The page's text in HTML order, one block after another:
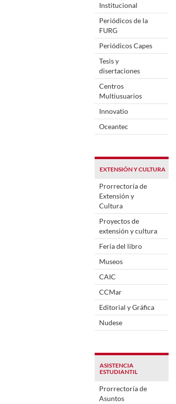
Institucional
Periódicos de la
FURG
Periódicos Capes
Tesis y
disertaciones
Centros
Multiusuarios
Innovatio
Oceantec
EXTENSIÓN Y CULTURA
Prorrectoría de
Extensión y
Cultura
Proyectos de
extensión y cultura
Feria del libro
Museos
CAIC
CCMar
Editorial y Gráfica
Nudese
ASISTENCIA
ESTUDIANTIL
Prorrectoría de
Asuntos